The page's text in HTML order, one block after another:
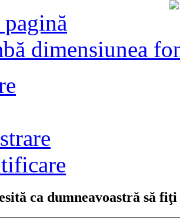
dimensiunea
ca dumneavoastră să